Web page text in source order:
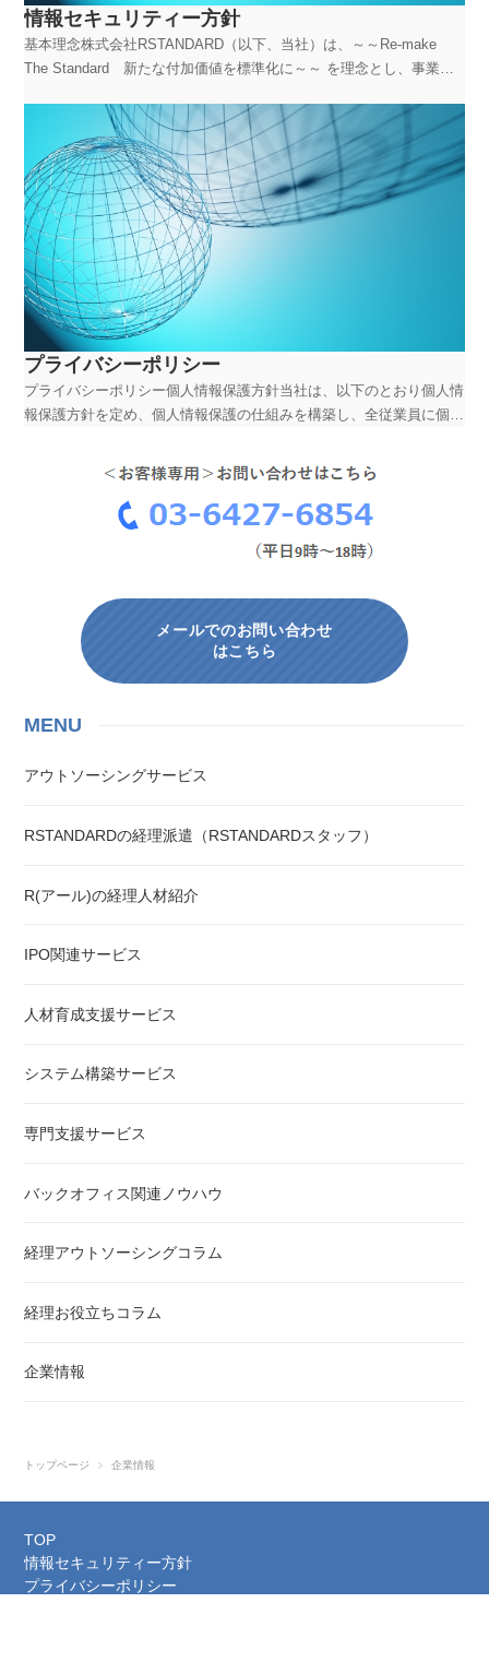
情報セキュリティー方針
基本理念株式会社RSTANDARD（以下、当社）は、～～Re-make
The Standard 新たな付加価値を標準化に～～ を理念とし、事業を
する情報資産は、当社の経営基盤として極めて重要なものです。漏
洩、き損、滅失等のリスクから、情...
プライバシーポリシー
プライバシーポリシー個人情報保護方針当社は、以下のとおり個人情
報保護方針を定め、個人情報保護の仕組みを構築し、全従業員に個人
の保護を推進致します。個人情報の管理当社は、お客さまの個人情報
メールでのお問い合わせ
はこちら
MENU
アウトソーシングサービス
RSTANDARDの経理派遣（RSTANDARDスタッフ）
R(アール)の経理人材紹介
IPO関連サービス
人材育成支援サービス
システム構築サービス
専門支援サービス
バックオフィス関連ノウハウ
経理アウトソーシングコラム
経理お役立ちコラム
企業情報
トップページ 企業情報
TOP
情報セキュリティー方針
プライバシーポリシー